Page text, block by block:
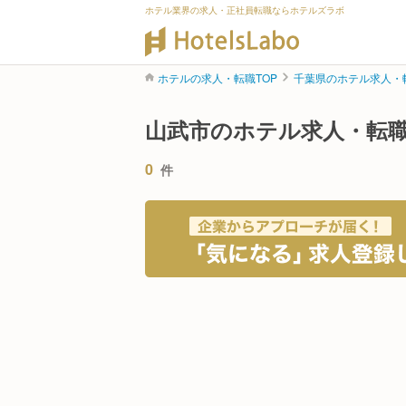
ホテル業界の求人・正社員転職ならホテルズラボ
ホテルの求人・転職TOP 千葉県のホテル求人・
山武市のホテル求人・転
0 件